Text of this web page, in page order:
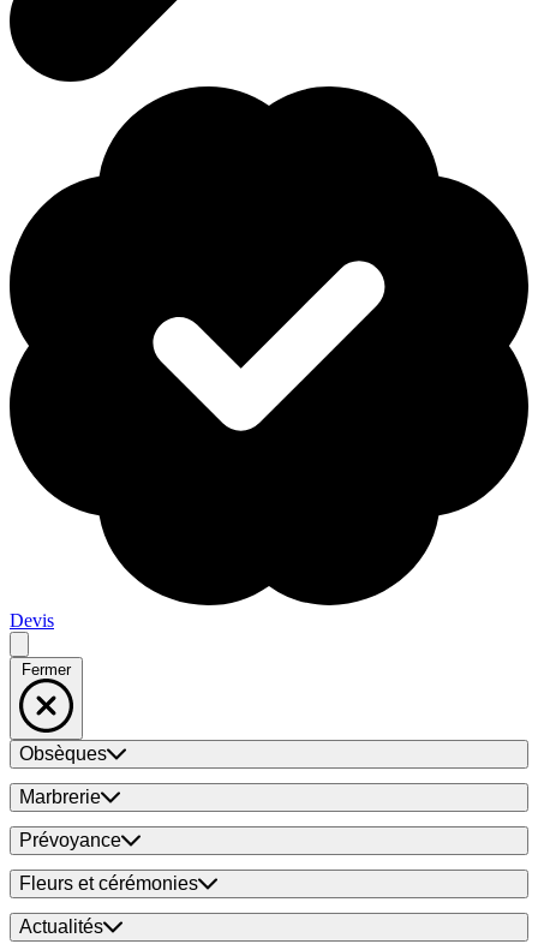
Devis
Fermer
Obsèques
Marbrerie
Prévoyance
Fleurs et cérémonies
Actualités